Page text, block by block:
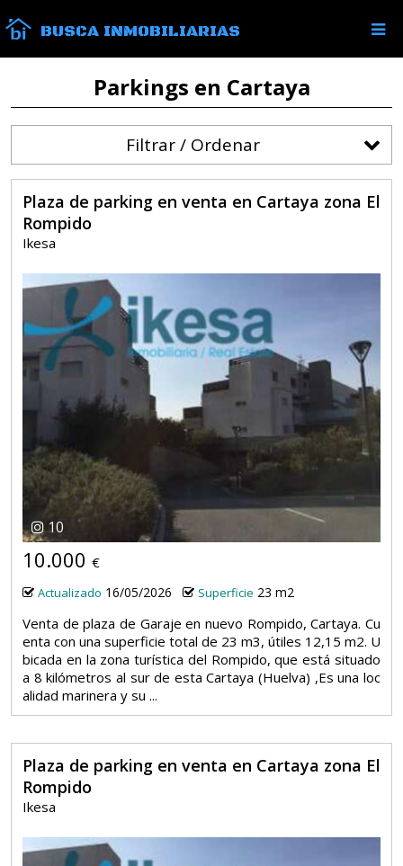
BUSCA INMOBILIARIAS
Parkings en Cartaya
Filtrar / Ordenar
Plaza de parking en venta en Cartaya zona El
Rompido
Ikesa
10
10.000 €
Actualizado 16/05/2026 Superficie 23 m2
Venta de plaza de Garaje en nuevo Rompido, Cartaya. Cu
enta con una superficie total de 23 m3, útiles 12,15 m2. U
bicada en la zona turística del Rompido, que está situado
a 8 kilómetros al sur de esta Cartaya (Huelva) ,Es una loc
alidad marinera y su ...
Plaza de parking en venta en Cartaya zona El
Rompido
Ikesa